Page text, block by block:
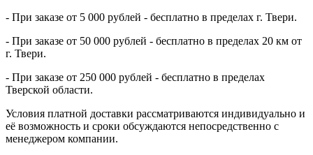
- При заказе от 5 000 рублей - бесплатно в пределах г. Твери.
- При заказе от 50 000 рублей - бесплатно в пределах 20 км от
г. Твери.
- При заказе от 250 000 рублей - бесплатно в пределах
Тверской области.
Условия платной доставки рассматриваются индивидуально и
её возможность и сроки обсуждаются непосредственно с
менеджером компании.